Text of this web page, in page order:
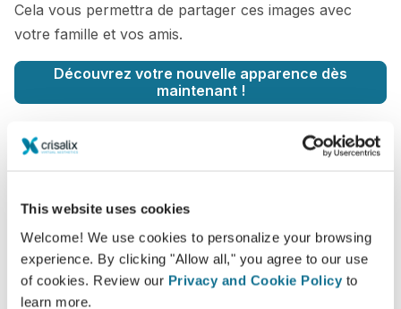
This website uses cookies
Welcome! We use cookies to personalize your browsing
experience. By clicking "Allow all," you agree to our use
of cookies. Review our Privacy and Cookie Policy to
learn more.
Cela vous permettra de partager ces images avec
votre famille et vos amis.
Découvrez votre nouvelle apparence dès
maintenant !
Facilité et fiabilité
Crisalix s’engage à protéger votre vie privée à
chaque instant. Nos serveurs sont entièrement
cryptés. Vos informations restent donc